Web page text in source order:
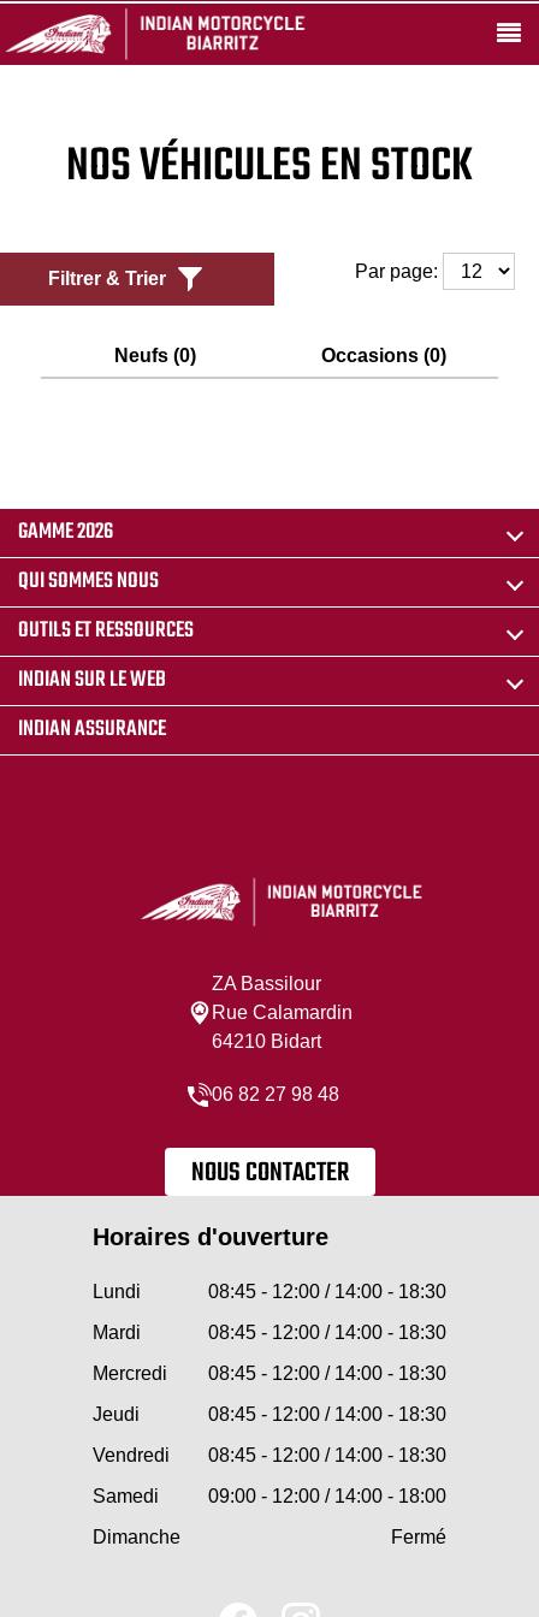
NOS VÉHICULES EN STOCK
Filtrer & Trier Par page:
Neufs (0) Occasions (0)
GAMME 2026
QUI SOMMES NOUS
OUTILS ET RESSOURCES
INDIAN SUR LE WEB
INDIAN ASSURANCE
ZA Bassilour
Rue Calamardin
64210 Bidart
06 82 27 98 48
NOUS CONTACTER
Horaires d'ouverture
Lundi
08:45 - 12:00 / 14:00 - 18:30
Mardi
08:45 - 12:00 / 14:00 - 18:30
Mercredi
08:45 - 12:00 / 14:00 - 18:30
Jeudi
08:45 - 12:00 / 14:00 - 18:30
Vendredi
08:45 - 12:00 / 14:00 - 18:30
Samedi
09:00 - 12:00 / 14:00 - 18:00
Dimanche
Fermé